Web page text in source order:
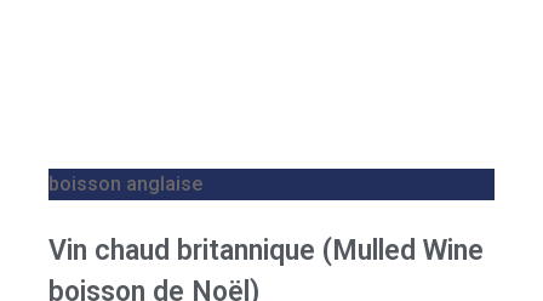
boisson anglaise
Vin chaud britannique (Mulled Wine
boisson de Noël)